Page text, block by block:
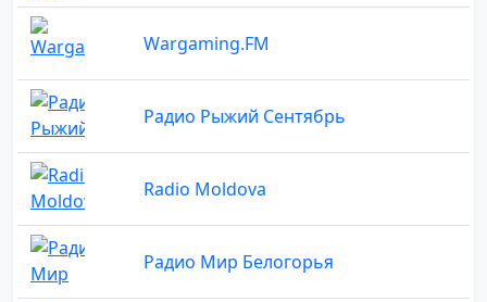
Wargaming.FM
Радио Рыжий Сентябрь
Radio Moldova
Радио Мир Белогорья